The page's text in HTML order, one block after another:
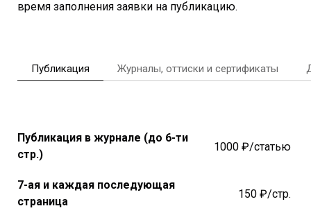
время заполнения заявки на публикацию.
Публикация Журналы, оттиски и сертификаты
Публикация в журнале (до 6-ти
стр.)
1000 ₽/статью
7-ая и каждая последующая
страница
150 ₽/стр.